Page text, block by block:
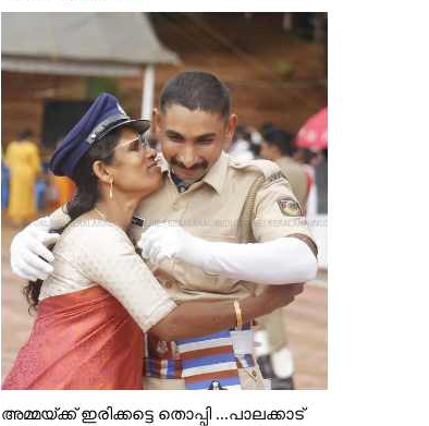
അമ്മയ്ക്ക് ഇരിക്കട്ടെ തൊപ്പി ...പാലക്കാട്